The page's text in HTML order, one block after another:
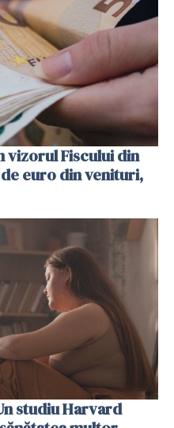
vizorul Fiscului din
euro din venituri,
studiu Harvard